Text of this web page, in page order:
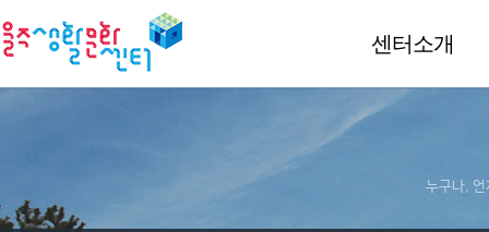
센터소개
누구나, 언